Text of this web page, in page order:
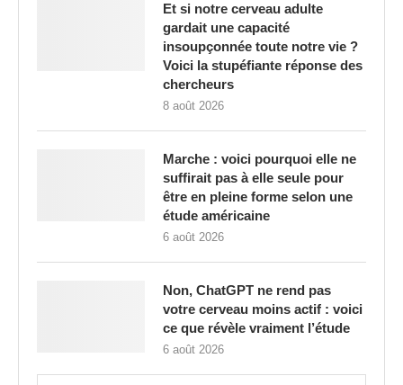
Et si notre cerveau adulte
gardait une capacité
insoupçonnée toute notre vie ?
Voici la stupéfiante réponse des
chercheurs
8 août 2026
Marche : voici pourquoi elle ne
suffirait pas à elle seule pour
être en pleine forme selon une
étude américaine
6 août 2026
Non, ChatGPT ne rend pas
votre cerveau moins actif : voici
ce que révèle vraiment l’étude
6 août 2026